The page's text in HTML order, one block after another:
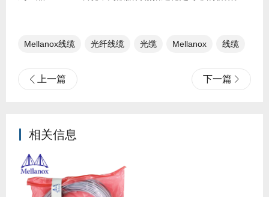
Mellanox线缆 光纤线缆​ 光缆 Mellanox 线缆
上一篇 下一篇
相关信息